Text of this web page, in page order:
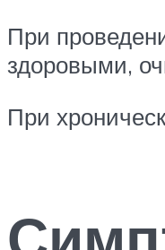
При
здоровыми,
При